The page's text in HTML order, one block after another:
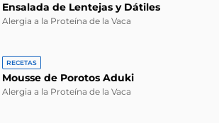
Ensalada de Lentejas y Dátiles
Alergia a la Proteína de la Vaca
RECETAS
Mousse de Porotos Aduki
Alergia a la Proteína de la Vaca